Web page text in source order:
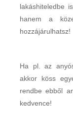
lakáshiteledbe
hanem a
hozzájárulhatsz!
Ha pl. az
akkor köss
rendbe ebből
kedvence!